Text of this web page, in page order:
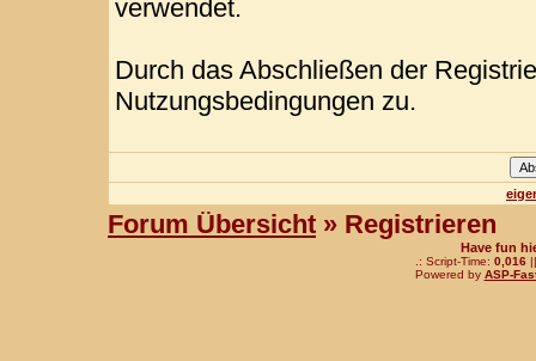
verwendet.
Durch das Abschließen der
Nutzungsbedingungen zu.
Forum Übersicht » Registrieren
Have fun
.: Script-Time: 0,016||
Powered by ASP-